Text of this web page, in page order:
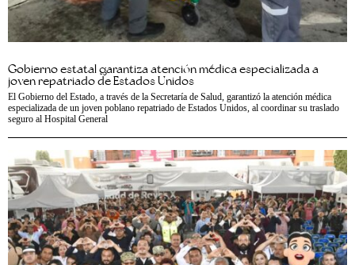
Gobierno estatal garantiza atención médica especializada a
joven repatriado de Estados Unidos
El Gobierno del Estado, a través de la Secretaría de Salud, garantizó la atención médica
especializada de un joven poblano repatriado de Estados Unidos, al coordinar su traslado
seguro al Hospital General